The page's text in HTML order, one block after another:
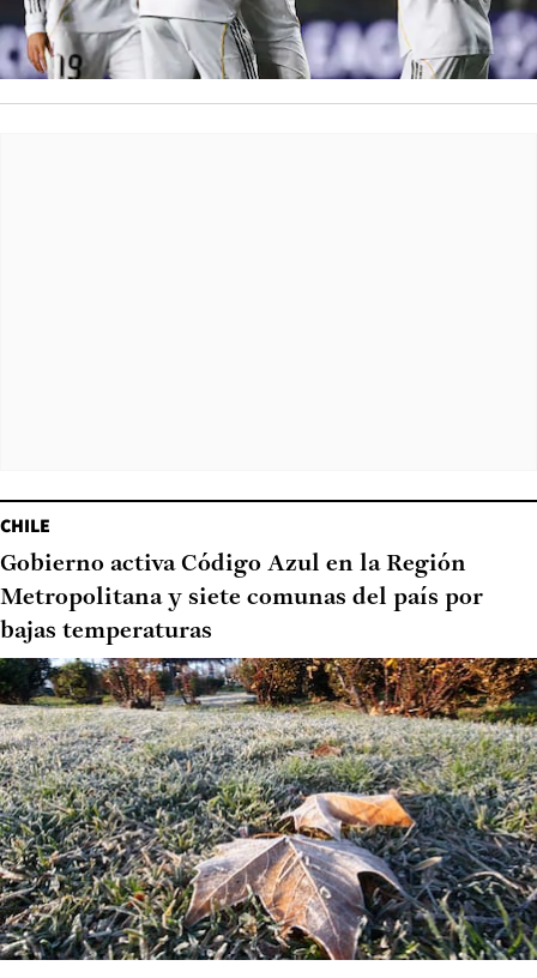
CHILE
Gobierno activa Código Azul en la Región
Metropolitana y siete comunas del país por
bajas temperaturas